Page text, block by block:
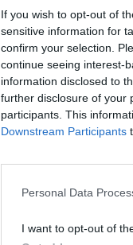
If you wish to opt-out of
sensitive information for
confirm your selection.
continue seeing interest-
information disclosed to
further disclosure of your
participants. This
Downstream Participants
Personal Data
I want to opt-out of